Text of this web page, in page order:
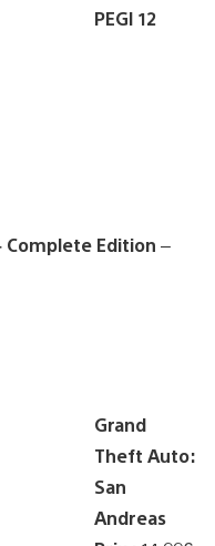
PEGI 12
Complete Edition –
Grand
Theft Auto:
San
Andreas